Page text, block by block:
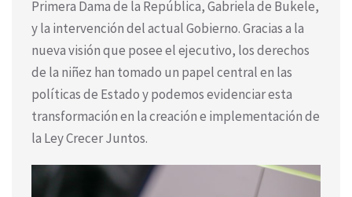
Primera Dama de la República, Gabriela de Bukele,
y la intervención del actual Gobierno. Gracias a la
nueva visión que posee el ejecutivo, los derechos
de la niñez han tomado un papel central en las
políticas de Estado y podemos evidenciar esta
transformación en la creación e implementación de
la Ley Crecer Juntos.